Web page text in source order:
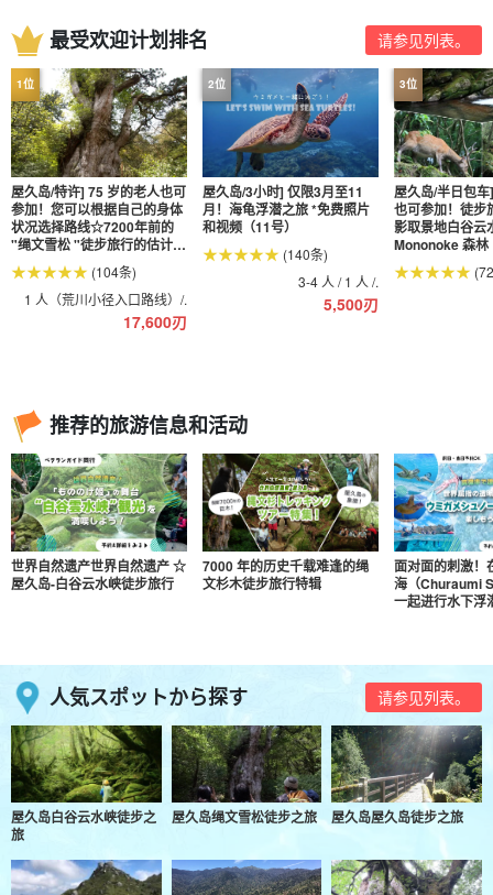
最受欢迎计划排名 请参见列表。
屋久岛/特许] 75 岁的老人也可
参加！您可以根据自己的身体
状况选择路线☆7200年前的
"绳文雪松 "徒步旅行的估计年
龄（第38号） (104条)
1 人（荒川小径入口路线）/.
17,600刃
屋久岛/3小时] 仅限3月至11
月！海龟浮潜之旅 *免费照片
和视频（11号）
(140条)
3-4 人 / 1 人 /.
5,500刃
屋久岛/半日包
也可参加！徒步
影取景地白谷云
Mononoke 森林
推荐的旅游信息和活动
世界自然遗产世界自然遗产 ☆
屋久岛-白谷云水峡徒步旅行
7000 年的历史千载难逢的绳
文杉木徒步旅行特辑
面对面的刺激！
海（Churaumi
一起进行水下浮
人気スポットから探す 请参见列表。
屋久岛白谷云水峡徒步之
旅
屋久岛绳文雪松徒步之旅 屋久岛屋久岛徒步之旅